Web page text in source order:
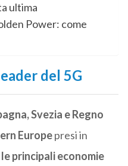
ultima
Power: come
del 5G
Svezia e Regno
Europepresi in
le principali economie